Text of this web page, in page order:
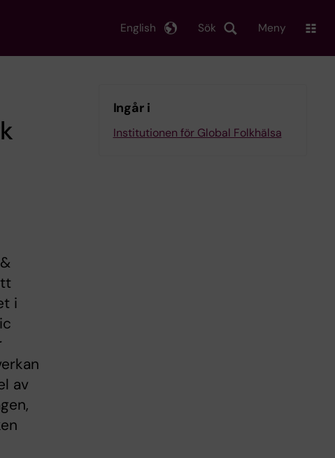
Sök
English Meny
i
av
Ingår i
Institutionen för Global Folkhälsa